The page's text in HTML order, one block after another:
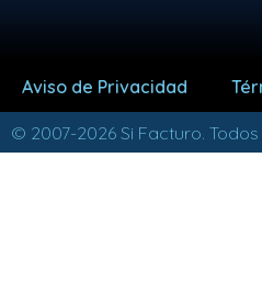
Aviso de Privacidad
© 2007-2026 Si Facturo.